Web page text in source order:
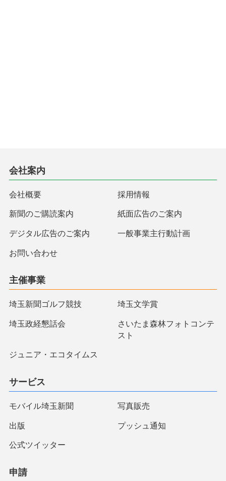
会社案内
会社概要 採用情報
新聞のご購読案内 紙面広告のご案内
デジタル広告のご案内 一般事業主行動計画
お問い合わせ
主催事業
埼玉新聞ゴルフ競技 埼玉文学賞
埼玉政経懇話会
さいたま森林フォトコンテ
スト
ジュニア・エコタイムス
サービス
モバイル埼玉新聞 写真販売
出版 プッシュ通知
公式ツイッター
申請